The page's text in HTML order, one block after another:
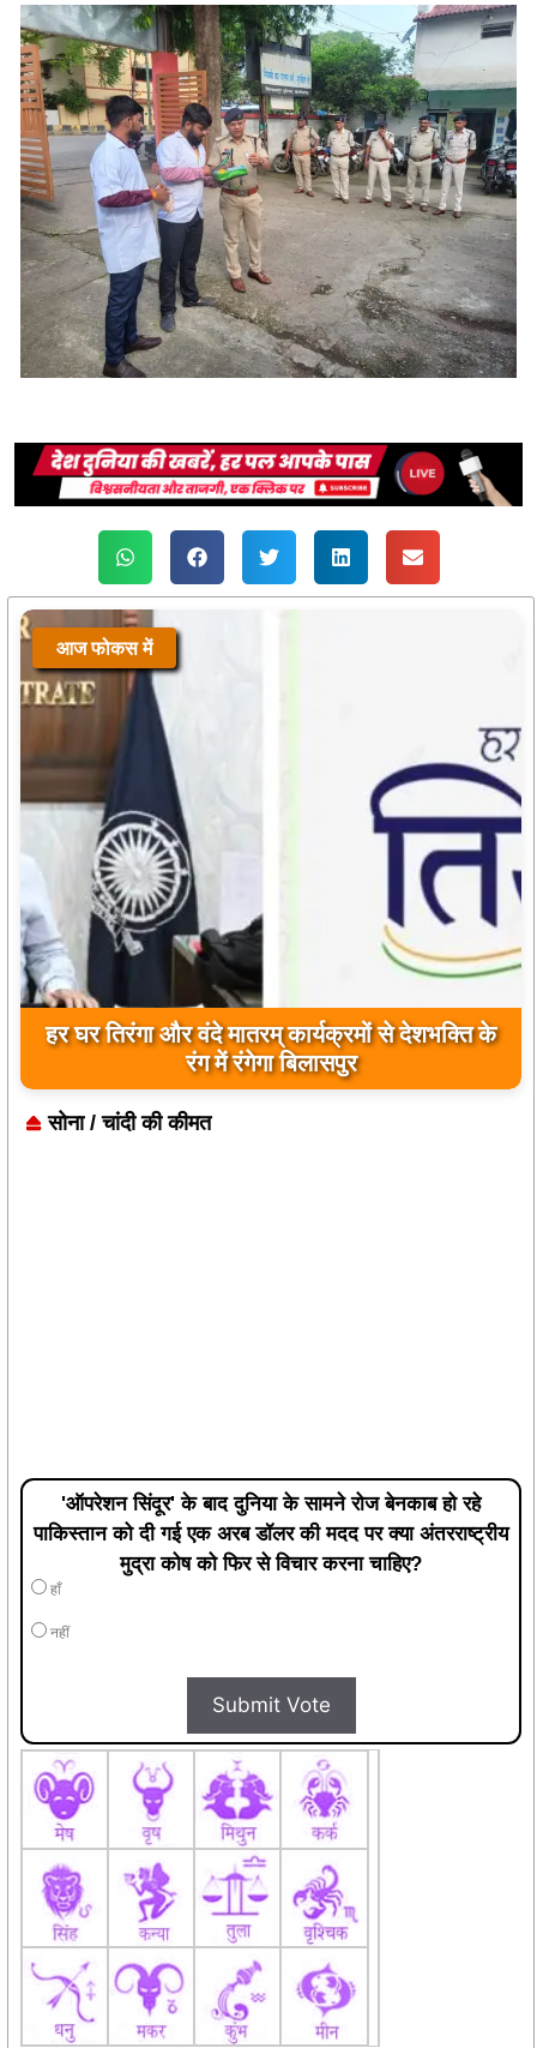
आज फोकस में
प्रयागराज के ‘छात्रों की गूंज’ कार्यक्रम से जुड़े बिलासपुर
के युवा, राहुल गांधी के विचारों को सुना
सोना / चांदी की कीमत
मुद्रा कोष को फिर से विचार करना चाहिए?
और भी पढ़ें